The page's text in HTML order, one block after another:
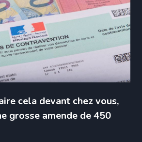
cela devant chez vous,
grosse amende de 450